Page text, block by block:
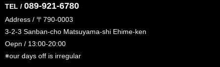
TEL / 089-921-6780
Address / 〒790-0003
3-2-3 Sanban-cho Matsuyama-shi Ehime-ken
Oepn / 13:00-20:00
※our days off is irregular